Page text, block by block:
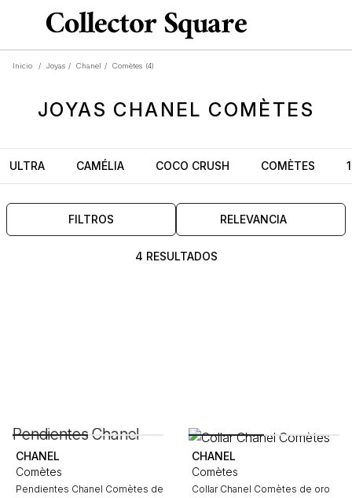
Inicio / Joyas / Chanel / Comètes (4)
JOYAS CHANEL COMÈTES
ULTRA CAMÉLIA COCO CRUSH COMÈTES
FILTROS RELEVANCIA
4 RESULTADOS
CHANEL
Comètes
Pendientes Chanel Comètes de
CHANEL
Comètes
Collar Chanel Comètes de oro